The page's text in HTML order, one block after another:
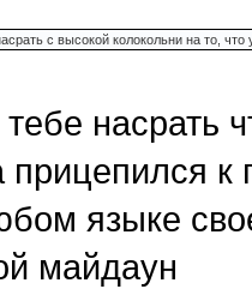
с высокой колокольни на то, что
насрать
прицепился
языке
майдаун